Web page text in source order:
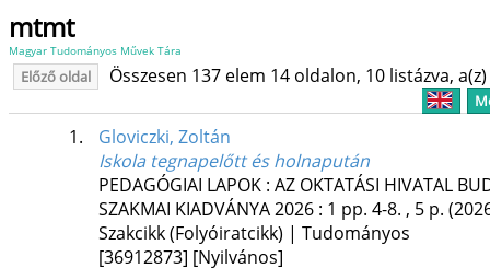
mtmt
Magyar Tudományos Művek Tára
Előző oldal Összesen 137 elem 14 oldalon, 10 listázva,
1.
Gloviczki, Zoltán
Iskola tegnapelőtt és holnapután
PEDAGÓGIAI LAPOK : AZ OKTATÁSI HIVATAL
SZAKMAI KIADVÁNYA2026: 1 pp. 4-8. , 5 p.
Szakcikk (Folyóiratcikk) | Tudományos
[36912873] [Nyilvános]